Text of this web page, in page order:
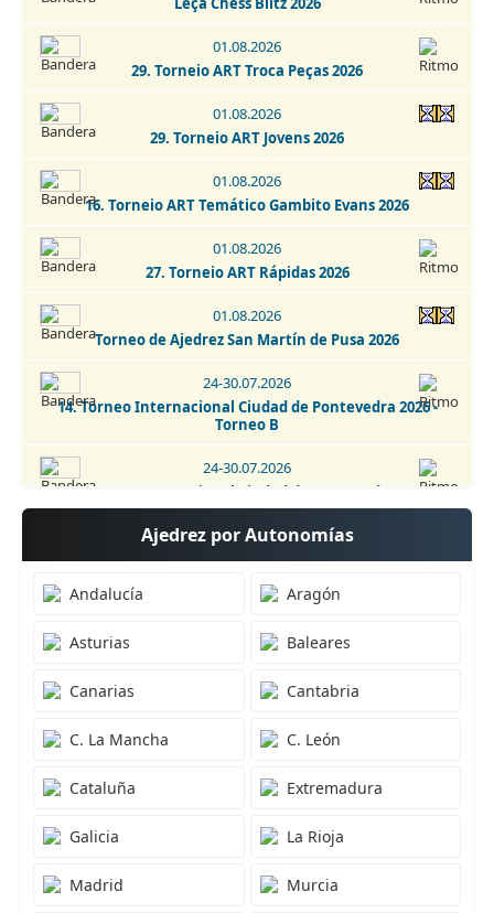
2. IRT Sub-1800 Esphouses Hotel Playas de Guardamar 2026
3. IRT Sub-2400 Esphouses Hotel Playas de Guardamar 2026
6 Torneo Fiestas Patronales Navalcarnero 2026
6. Torneo Fiestas Patronales Navalcarnero 2026 -
Categoría Infantil
05.09.2026
Torneo Super Blitz Chess Marathon Fiestas de Alcorcón
2026
01.08.2026
29. Torneio ART Troca Peças 2026
01.08.2026
29. Torneio ART Jovens 2026
01.08.2026
16. Torneio ART Temático Gambito Evans 2026
01.08.2026
27. Torneio ART Rápidas 2026
01.08.2026
Torneo de Ajedrez San Martín de Pusa 2026
24-30.07.2026
14. Torneo Internacional Ciudad de Pontevedra 2026 -
Torneo B
24-30.07.2026
14. Torneo Internacional Ciudad de Pontevedra 2026 -
Torneo A
25-30.07.2026
42. Open Internacional de Andorra 2026
24-26.07.2026
24-26.07.2026
2. Open Internacional Sub2400 Valverde de Júcar 2026
I Festival de Ajedrez en Candanchú 2026
25.07.2026
Ajedrez por Autonomías
Andalucía Aragón
Asturias Baleares
Canarias Cantabria
C. La Mancha C. León
Cataluña Extremadura
Galicia La Rioja
Madrid Murcia